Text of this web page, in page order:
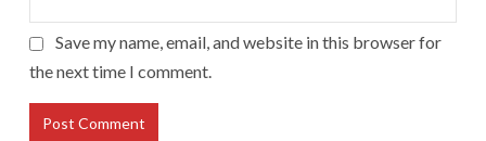
Save my name, email, and website in this browser for
the next time I comment.